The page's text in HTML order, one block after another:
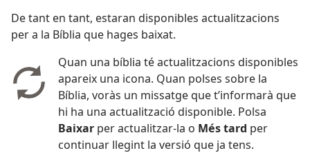
De tant en tant, estaran disponibles actualitzacions
per a la Bíblia que hages baixat.
Quan una bíblia té actualitzacions disponibles
apareix una icona. Quan polses sobre la
Bíblia, voràs un missatge que t’informarà que
hi ha una actualització disponible. Polsa
Baixar per actualitzar-la o Més tard per
continuar llegint la versió que ja tens.